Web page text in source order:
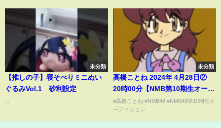
未分類
【推しの子】寝そべりミニぬい
ぐるみVol.1 砂利設定
未分類
高橋ことね 2024年 4月28日②
20時00分【NMB第10期生オーデ
ィション エントリーナンバー12
番】
#高橋ことね #NMB48 #NMB48第10期生オ
ーディション...